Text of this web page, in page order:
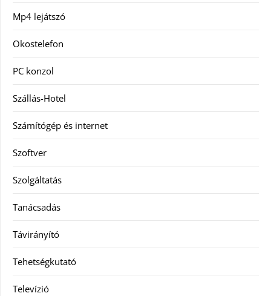
Mp4 lejátszó
Okostelefon
PC konzol
Szállás-Hotel
Számítógép és internet
Szoftver
Szolgáltatás
Tanácsadás
Távirányító
Tehetségkutató
Televízió